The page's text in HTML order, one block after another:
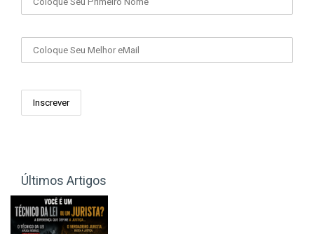
Últimos Artigos